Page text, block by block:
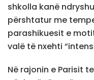
shkolla kanë
përshtatur me
parashikuesit e
valë të nxehti
Në rajonin e Parisit